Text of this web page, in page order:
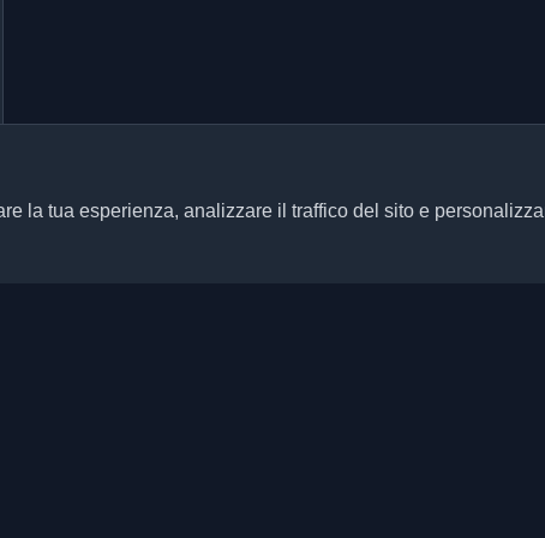
la tua esperienza, analizzare il traffico del sito e